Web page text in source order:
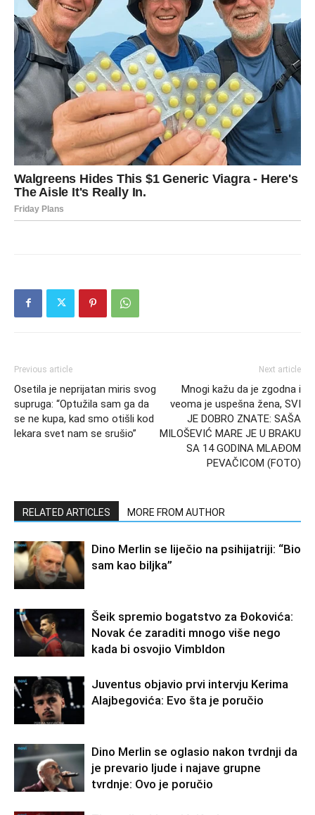
Previous article
Osetila je neprijatan miris svog
supruga: “Optužila sam ga da
se ne kupa, kad smo otišli kod
lekara svet nam se srušio”
Next article
Mnogi kažu da je zgodna i
veoma je uspešna žena, SVI
JE DOBRO ZNATE: SAŠA
MILOŠEVIĆ MARE JE U BRAKU
SA 14 GODINA MLAĐOM
PEVAČICOM (FOTO)
RELATED ARTICLES MORE FROM AUTHOR
Dino Merlin se liječio na psihijatriji: “Bio
sam kao biljka”
Šeik spremio bogatstvo za Đokovića:
Novak će zaraditi mnogo više nego
kada bi osvojio Vimbldon
Juventus objavio prvi intervju Kerima
Alajbegovića: Evo šta je poručio
Dino Merlin se oglasio nakon tvrdnji da
je prevario ljude i najave grupne
tvrdnje: Ovo je poručio